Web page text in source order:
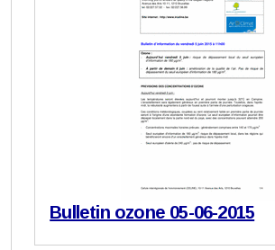
Bulletin ozone 05-06-2015